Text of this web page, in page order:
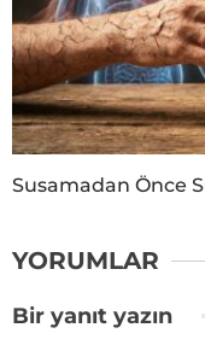
Susamadan Önce
YORUMLAR
Bir yanıt yazın